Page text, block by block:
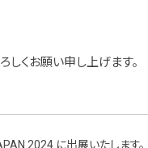
しくお願い申し上げます。
2024 に出展いたします。